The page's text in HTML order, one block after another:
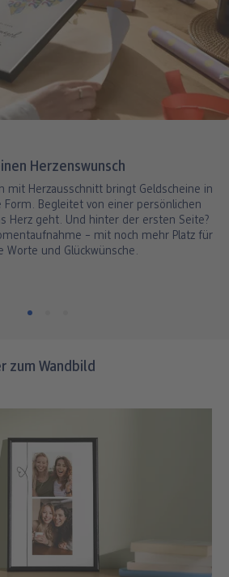
Herzenswunsch
mit Herzausschnitt bringt Geldscheine in
Form. Begleitet von einer persönlichen
Herz geht. Und hinter der ersten Seite?
– mit noch mehr Platz für
Worte und Glückwünsche.
zum Wandbild